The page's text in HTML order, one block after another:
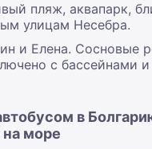
пляж, аквапарк,
улицам Несебра.
и Елена. Сосновые
с бассейнами и
в
море